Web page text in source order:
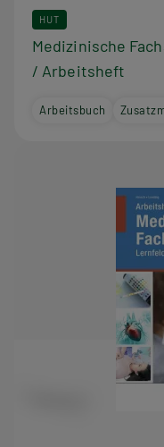
HUT
Medizinische
/ Arbeitsheft
Arbeitsbuch